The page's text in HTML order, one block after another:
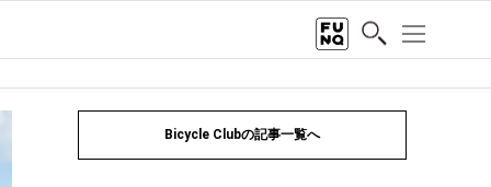
Bicycle Clubの記事一覧へ